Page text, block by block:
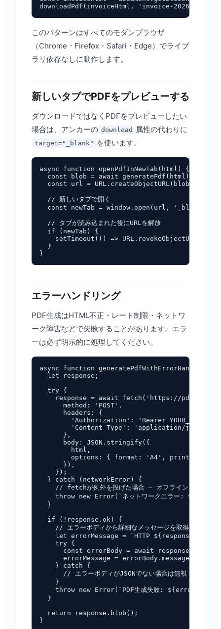
このパターンはすべてのモダンブラウザ
（Chrome・Firefox・Safari・Edge）でライブ
ラリ依存なしに動作します。
新しいタブでPDFをプレビューする
ダウンロードではなくPDFをプレビューしたい
場合は、アンカーの download 属性の代わりに
target="_blank" を使います。
async function openPdfInNewTab(html) {
  const blob = await generatePdf(html);
  const url = URL.createObjectURL(blob);
  // 新しいタブで開く
  const newTab = window.open(url, '_blank');
  // タブが読み込まれた後にURLを解放
  if (newTab) {
setTimeout(() =>
  }
エラーハンドリング
PDF生成はHTML不正・レート制限・ネットワ
ーク障害などで失敗することがあります。エラ
ーは必ず明示的に処理してください。
async function
  let response;
  try {
response = await fetch('https://
      method: 'POST',
      headers: {
'Authorization': 'Bearer
        'Content-Type': 'application/json',
      },
      body: JSON.stringify({
        html,
options: { format: 'A4',
      }),
    });
  } catch (networkError) {
// fetchが例外を投げた場合 — オフライン・DNS障
throw new Error(`ネットワークエラー:
  }
  if (!response.ok) {
    // エラーボディから詳細なメッセージを取得
let errorMessage = `HTTP
    try {
      const errorBody = await response.json();
errorMessage = errorBody.message ||
    } catch {
      // エラーボディがJSONでない場合は無視
    }
throw new Error(`PDF生成失敗:
  }
  return response.blob();